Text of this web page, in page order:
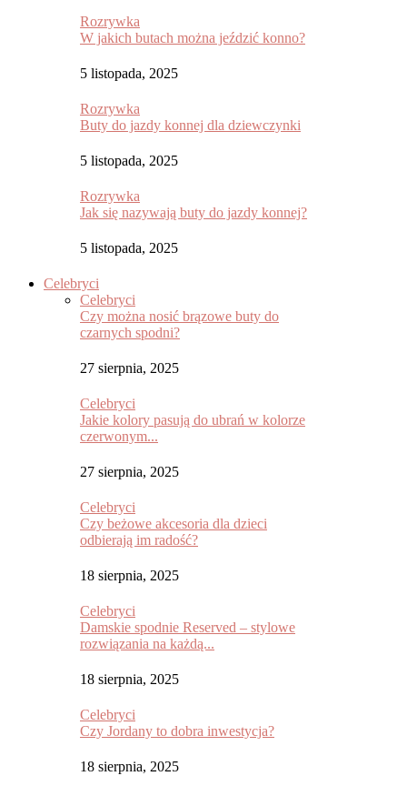
Rozrywka
W jakich butach można jeździć konno?
5 listopada, 2025
Rozrywka
Buty do jazdy konnej dla dziewczynki
5 listopada, 2025
Rozrywka
Jak się nazywają buty do jazdy konnej?
5 listopada, 2025
Celebryci
Celebryci
Czy można nosić brązowe buty do
czarnych spodni?
27 sierpnia, 2025
Celebryci
Jakie kolory pasują do ubrań w kolorze
czerwonym...
27 sierpnia, 2025
Celebryci
Czy beżowe akcesoria dla dzieci
odbierają im radość?
18 sierpnia, 2025
Celebryci
Damskie spodnie Reserved – stylowe
rozwiązania na każdą...
18 sierpnia, 2025
Celebryci
Czy Jordany to dobra inwestycja?
18 sierpnia, 2025